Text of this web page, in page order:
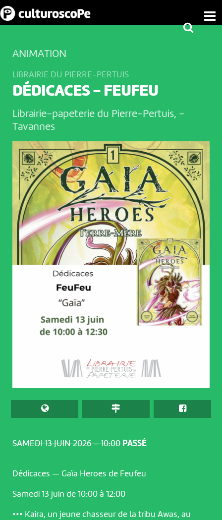
SAMEDI 13 JUIN 2026 – 10:00 PASSÉ
ANIMATION
LIBRAIRIE DU PIERRE-PERTUIS
DÉDICACES - FEUFEU
Librairie-papeterie du Pierre-Pertuis, -
Tavannes
Dédicaces — Gaïa Heroes de Feufeu
Samedi 13 juin de 10:00 à 12:00
••• Kaira, un jeune chasseur de la tribu Awas, au